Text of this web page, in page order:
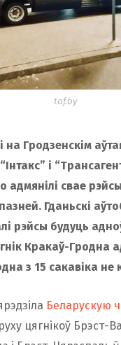
taf.by
на Гродзенскім
і
адмянілі свае
Гданьскі
рэйсы будуць
Кракаў-Гродна
з 15 сакавіка не
Беларускую
цягнікоў Брэст-